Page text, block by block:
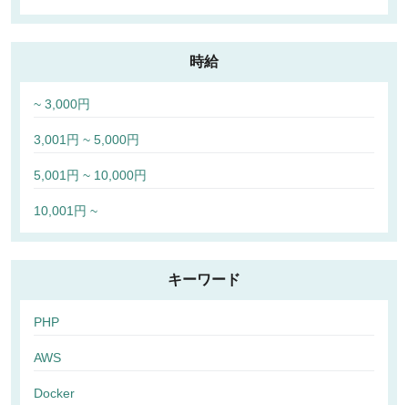
時給
~ 3,000円
3,001円 ~ 5,000円
5,001円 ~ 10,000円
10,001円 ~
キーワード
PHP
AWS
Docker